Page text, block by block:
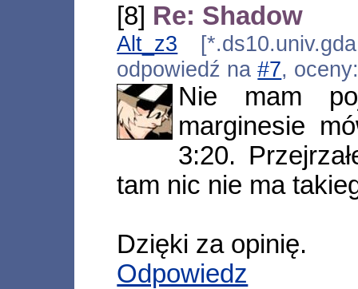
[8] Re: Shadow
Alt_z3
odpowiedź na#7,
Nie mam
marginesie
3:20.
tam nic nie ma
Dzięki za opinię.
Odpowiedz